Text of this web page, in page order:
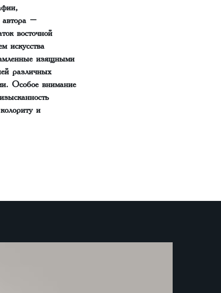
автора –
восточной
искусства
изящными
различных
Особое внимание
и